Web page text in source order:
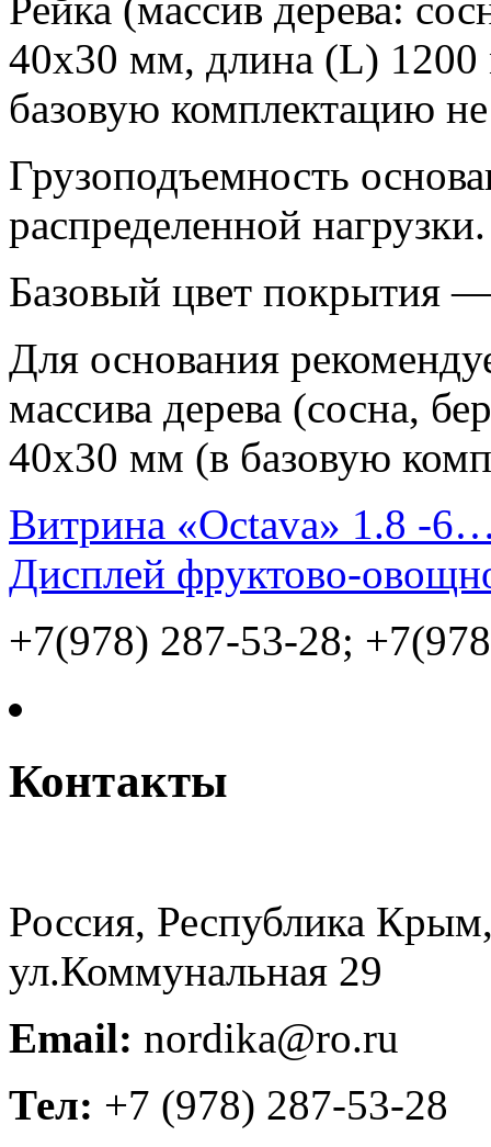
40х30 мм, длина (L)
базовую комплектацию
Грузоподъемность
распределенной нагрузки.
Базовый цвет покрытия
Для основания
массива дерева (сосна,
40х30 мм (в базовую
Витрина «Octava» 1.8 -
Дисплей фруктово-
+7(978) 287-53-28;
Контакты
Россия, Республика
ул.Коммунальная 29
Email: nordika@ro.ru
Тел: +7 (978) 287-53-28